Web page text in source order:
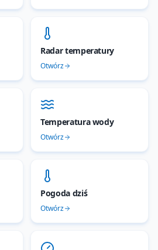
Radar temperatury
Otwórz
Temperatura wody
Otwórz
Pogoda dziś
Otwórz